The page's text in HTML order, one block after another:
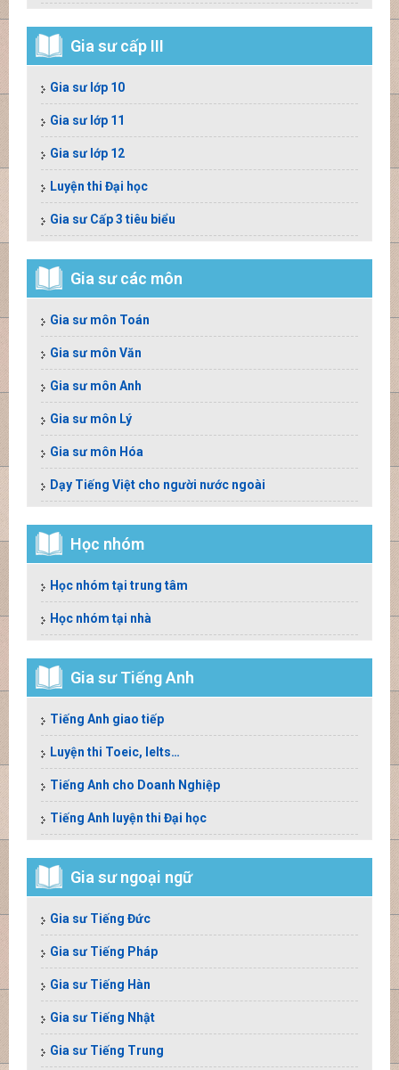
Gia sư cấp III
Gia sư lớp 10
Gia sư lớp 11
Gia sư lớp 12
Luyện thi Đại học
Gia sư Cấp 3 tiêu biểu
Gia sư các môn
Gia sư môn Toán
Gia sư môn Văn
Gia sư môn Anh
Gia sư môn Lý
Gia sư môn Hóa
Dạy Tiếng Việt cho người nước ngoài
Học nhóm
Học nhóm tại trung tâm
Học nhóm tại nhà
Gia sư Tiếng Anh
Tiếng Anh giao tiếp
Luyện thi Toeic, Ielts…
Tiếng Anh cho Doanh Nghiệp
Tiếng Anh luyện thi Đại học
Gia sư ngoại ngữ
Gia sư Tiếng Đức
Gia sư Tiếng Pháp
Gia sư Tiếng Hàn
Gia sư Tiếng Nhật
Gia sư Tiếng Trung